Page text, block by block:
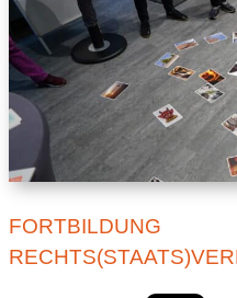
FORTBILDUNG